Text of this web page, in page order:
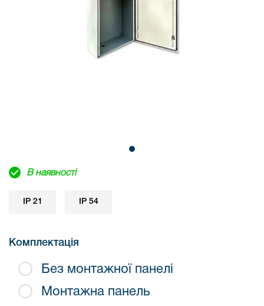
В наявності
IP 21 IP 54
Комплектація
Без монтажної панелі
Монтажна панель